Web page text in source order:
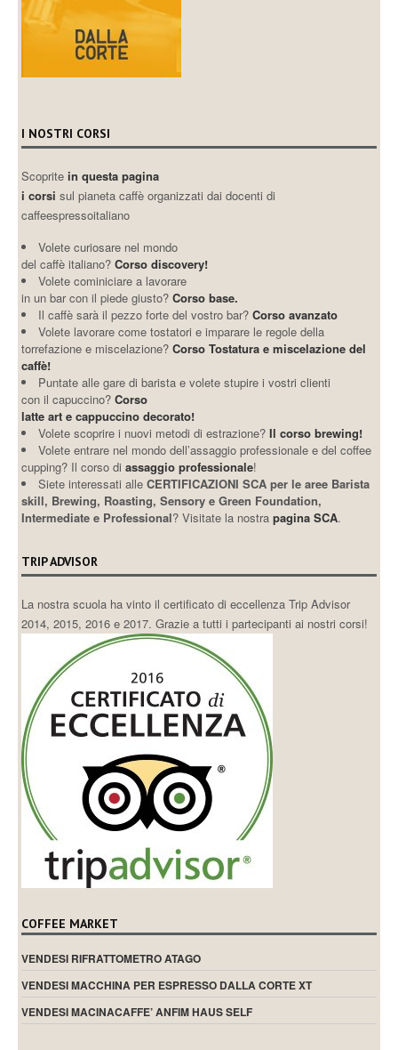
I NOSTRI CORSI
Scopritein questa pagina
i corsi sul pianeta caffè organizzati dai docenti di
caffeespressoitaliano
Volete curiosare nel mondo
del caffè italiano? Corso discovery!
Volete cominiciare a lavorare
in un bar con il piede giusto? Corso base.
Il caffè sarà il pezzo forte del vostro bar?Corso avanzato
Volete lavorare come tostatori e imparare le regole della
torrefazione e miscelazione?Corso Tostatura e miscelazione del
caffè!
Puntate alle gare di barista e volete stupire i vostri clienti
con il capuccino?Corso
latte art e cappuccino decorato!
Volete scoprire i nuovi metodi di estrazione?Il corso brewing!
Volete entrare nel mondo dell’assaggio professionale e del coffee
cupping? Il corso diassaggio professionale!
Siete interessati alleCERTIFICAZIONI SCA per le aree Barista
skill, Brewing, Roasting, Sensory e Green Foundation,
Intermediate e Professional? Visitate la nostrapagina SCA.
TRIP ADVISOR
La nostra scuola ha vinto il certificato di eccellenza Trip Advisor
2014, 2015, 2016 e 2017. Grazie a tutti i partecipanti ai nostri corsi!
COFFEE MARKET
VENDESI RIFRATTOMETRO ATAGO
VENDESI MACCHINA PER ESPRESSO DALLA CORTE XT
VENDESI MACINACAFFE’ ANFIM HAUS SELF